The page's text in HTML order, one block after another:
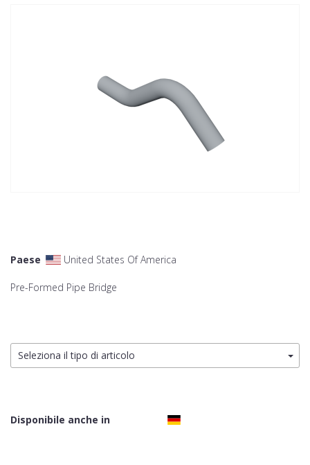
Paese United States Of America
Pre-Formed Pipe Bridge
Seleziona il tipo di articolo
Disponibile anche in